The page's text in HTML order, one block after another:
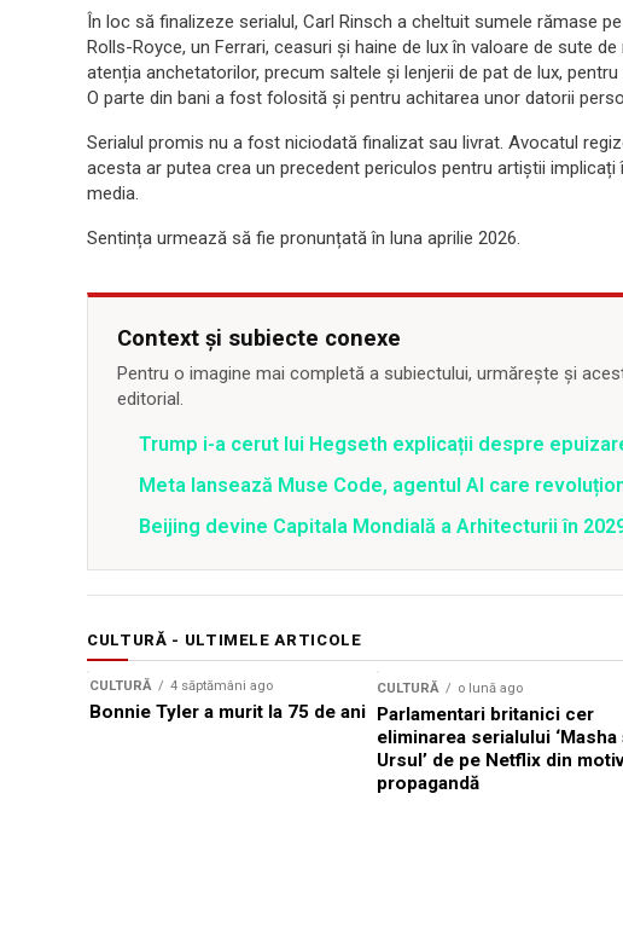
În loc să finalizeze serialul, Carl Rinsch a cheltuit sumele rămase
Rolls-Royce, un Ferrari, ceasuri și haine de lux în valoare de sute
atenția anchetatorilor, precum saltele și lenjerii de pat de lux,
O parte din bani a fost folosită și pentru achitarea unor datorii
Serialul promis nu a fost niciodată finalizat sau livrat. Avocatul
acesta ar putea crea un precedent periculos pentru artiștii
media.
Sentința urmează să fie pronunțată în luna aprilie 2026.
Context și subiecte conexe
Pentru o imagine mai completă a subiectului, urmărește și
editorial.
Trump i-a cerut lui Hegseth explicații despre
Meta lansează Muse Code, agentul AI care
Beijing devine Capitala Mondială a Arhitecturii în
CULTURĂ - ULTIMELE ARTICOLE
CULTURĂ 4 săptămâni ago
Bonnie Tyler a murit la 75 de ani
CULTURĂ o lună ago
Parlamentari britanici cer
eliminarea serialului ‘Masha
Ursul’ de pe Netflix din
propagandă